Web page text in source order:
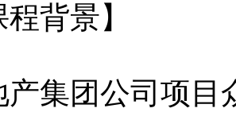
背景】
团公司项目